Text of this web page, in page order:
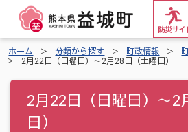
防災サイ
ホーム 分類から探す 町政情報
2月22日（日曜日）～2月28日（土曜日）
2月22日（日曜日）～2
日）